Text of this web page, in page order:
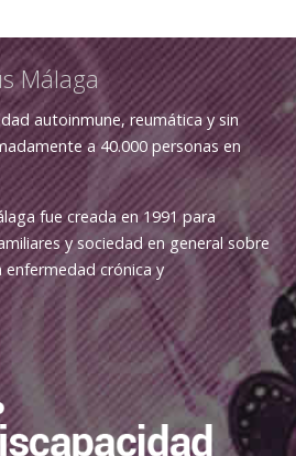
Málaga
autoinmune, reumática y sin
a 40.000 personas en
fue creada en 1991 para
y sociedad en general sobre
crónica y